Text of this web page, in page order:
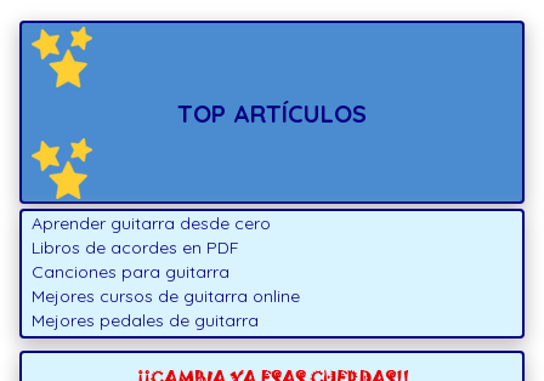
TOP ARTÍCULOS
Aprender guitarra desde cero
Libros de acordes en PDF
Canciones para guitarra
Mejores cursos de guitarra online
Mejores pedales de guitarra